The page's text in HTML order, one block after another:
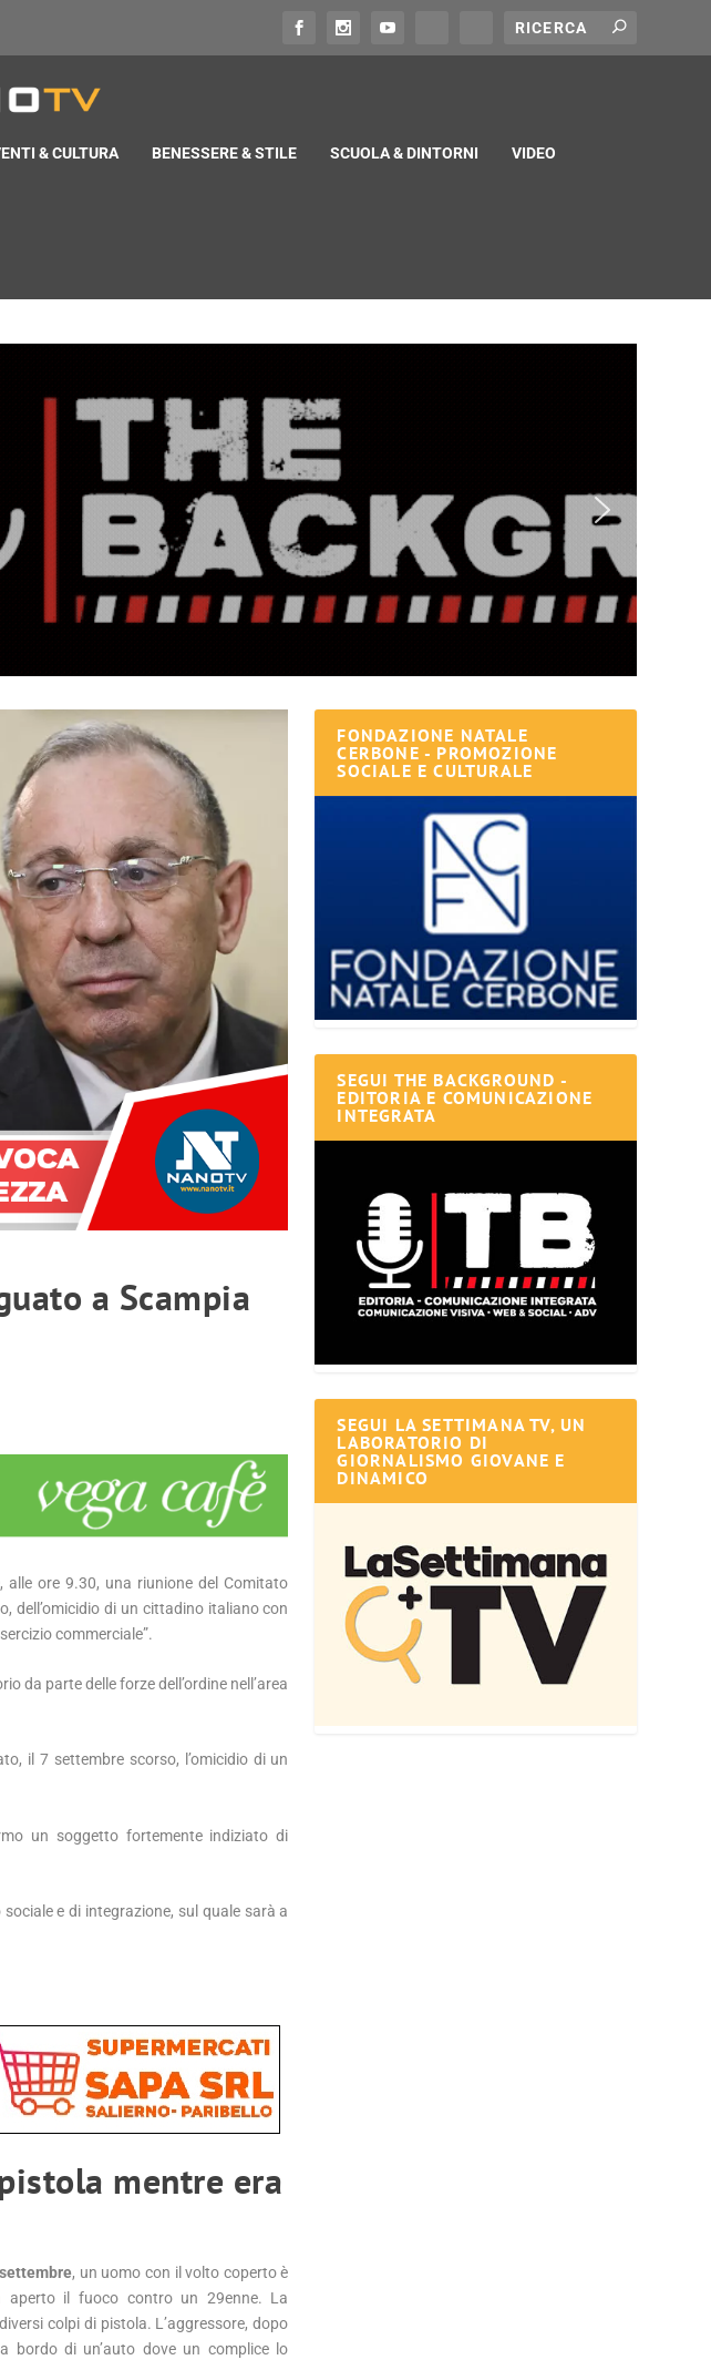
& CULTURA BENESSERE & STILE SCUOLA & DINTORNI VIDEO
a Scampia
ore 9.30, una riunione del Comitato
dell’omicidio di un cittadino italiano con
commerciale”.
da parte delle forze dell’ordine nell’area
il 7 settembre scorso, l’omicidio di un
un soggetto fortemente indiziato di
e di integrazione, sul quale sarà a
mentre era
, un uomo con il volto coperto è
aperto il fuoco contro un 29enne. La
colpi di pistola. L’aggressore, dopo
bordo di un’auto dove un complice lo
FONDAZIONE NATALE
CERBONE - PROMOZIONE
SOCIALE E CULTURALE
SEGUI THE BACKGROUND -
EDITORIA E COMUNICAZIONE
INTEGRATA
SEGUI LA SETTIMANA TV, UN
LABORATORIO DI
GIORNALISMO GIOVANE E
DINAMICO